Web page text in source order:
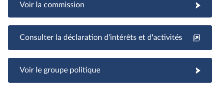
Voir la commission
Consulter la déclaration d'intérêts et d'activités
Voir le groupe politique